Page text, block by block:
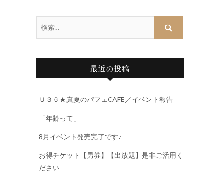
最近の投稿
Ｕ３６★真夏のパフェCAFE／イベント報告
「年齢って」
8月イベント発売完了です♪
お得チケット【男券】【出放題】是非ご活用く
ださい